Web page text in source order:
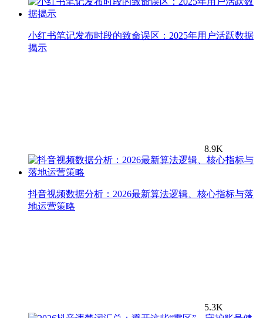
小红书笔记发布时段的致命误区：2025年用户活跃数据
揭示
8.9K
抖音视频数据分析：2026最新算法逻辑、核心指标与落
地运营策略
5.3K